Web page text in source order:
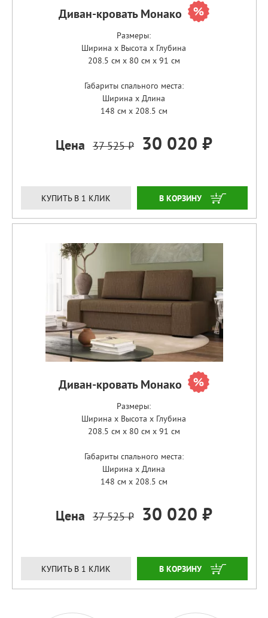
Диван-кровать Монако
Размеры:
Ширина x Высота x Глубина
208.5 см x 80 см x 91 см
Габариты спального места:
Ширина x Длина
148 см x 208.5 см
Цена 37 525 ₽ 30 020 ₽
КУПИТЬ В 1 КЛИК ЗАКАЗАТЬ
Диван-кровать Монако
Размеры:
Ширина x Высота x Глубина
208.5 см x 80 см x 91 см
Габариты спального места:
Ширина x Длина
148 см x 208.5 см
Цена 37 525 ₽ 30 020 ₽
КУПИТЬ В 1 КЛИК ЗАКАЗАТЬ